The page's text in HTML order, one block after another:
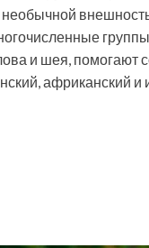
необычной
и шея, помогают
африканский и